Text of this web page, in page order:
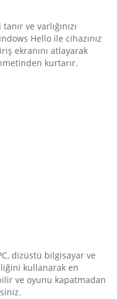
ve varlığınızı
Hello ile cihazınız
ekranını atlayarak
kurtarır.
dizüstü bilgisayar ve
kullanarak en
ve oyunu kapatmadan